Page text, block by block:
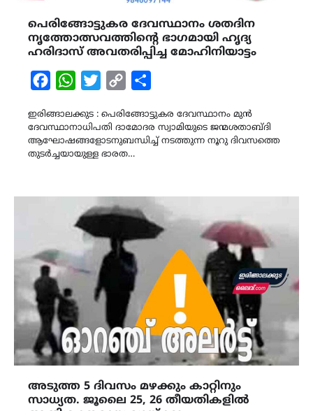
പെരിങ്ങോട്ടുകര ദേവസ്ഥാനം ശതദിന
നൃത്തോത്സവത്തിന്റെ ഭാഗമായി ഹൃദ്യ
ഹരിദാസ് അവതരിപ്പിച്ച മോഹിനിയാട്ടം
FacebookWhatsAppTwitterCopy
ഇരിങ്ങാലക്കുട : പെരിങ്ങോട്ടുകര ദേവസ്ഥാനം മുൻ
ദേവസ്ഥാനാധിപതി ദാമോദര സ്വാമിയുടെ ജന്മശതാബ്ദി
ആഘോഷങ്ങളോടനുബന്ധിച്ച്‌ നടത്തുന്ന നൂറു ദിവസത്തെ
തുടർച്ചയായുള്ള ഭാരത…
അടുത്ത 5 ദിവസം മഴക്കും കാറ്റിനും
സാധ്യത. ജൂലൈ 25, 26 തീയതികളിൽ